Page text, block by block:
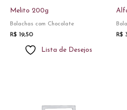
Melito 200g
Bolachas com Chocolate
R$ 19,50
Lista de Desejos
R$